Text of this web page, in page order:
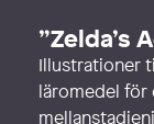
”Zelda’s
Illustrationer
läromedel för